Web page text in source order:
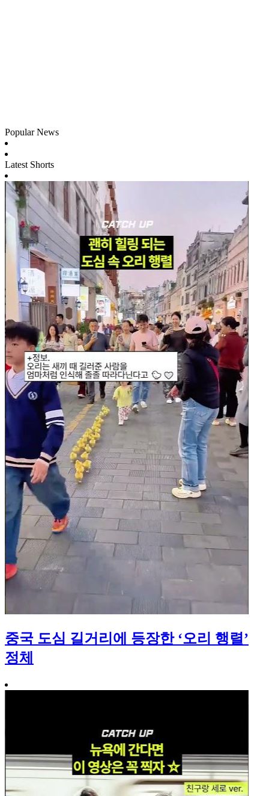
Popular News
Latest Shorts
중국 도심 길거리에 등장한 ‘오리 행렬’
정체